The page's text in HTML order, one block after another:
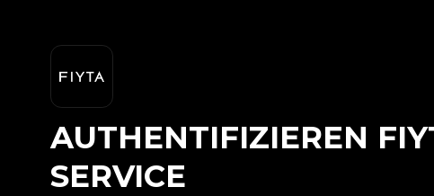
AUTHENTIFIZIEREN
SERVICE